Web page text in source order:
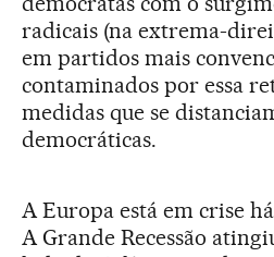
radicais (na extrema-
em partidos mais
contaminados por essa
medidas que se
democráticas.
A Europa está em crise
A Grande Recessão